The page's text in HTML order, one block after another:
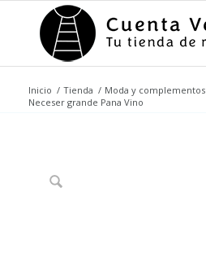
Inicio / Tienda / Moda y complementos
Neceser grande Pana Vino